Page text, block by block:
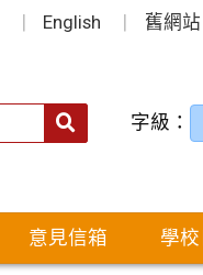
English 舊網站
字級：
意見信箱 學